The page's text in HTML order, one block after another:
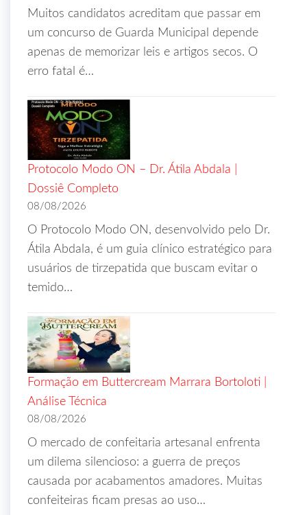
Muitos candidatos acreditam que passar em
um concurso de Guarda Municipal depende
apenas de memorizar leis e artigos secos. O
erro fatal é…
Protocolo Modo ON – Dr. Átila Abdala |
Dossiê Completo
08/08/2026
O Protocolo Modo ON, desenvolvido pelo Dr.
Átila Abdala, é um guia clínico estratégico para
usuários de tirzepatida que buscam evitar o
temido…
Formação em Buttercream Marrara Bortoloti |
Análise Técnica
08/08/2026
O mercado de confeitaria artesanal enfrenta
um dilema silencioso: a guerra de preços
causada por acabamentos amadores. Muitas
confeiteiras ficam presas ao uso…